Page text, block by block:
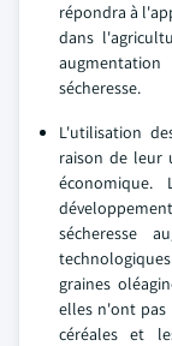
répondra à
dans
sécheresse.
L'utilisation
raison de leur
sécheresse
graines
elles n'ont pas
céréales et